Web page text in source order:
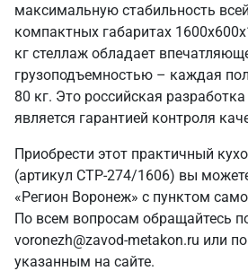
максимальную стабильность
компактных габаритах
кг стеллаж обладает
грузоподъемностью – каждая
80 кг. Это российская
является гарантией контроля
Приобрести этот практичный
(артикул СТР-274/1606) вы
«Регион Воронеж» с пунктом
По всем вопросам обращайтесь
voronezh@zavod-metakon.ru или
указанным на сайте.